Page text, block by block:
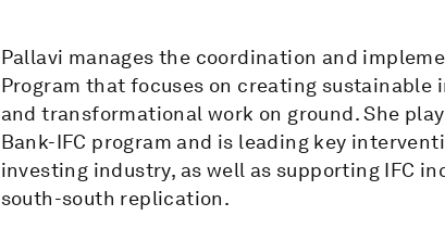
Pallavi manages the coordination and
Program that focuses on creating
and transformational work on ground. She
Bank-IFC program and is leading key
investing industry, as well as supporting IFC
south-south replication.